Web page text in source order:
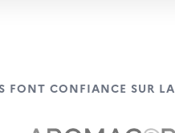
FONT CONFIANCE SUR